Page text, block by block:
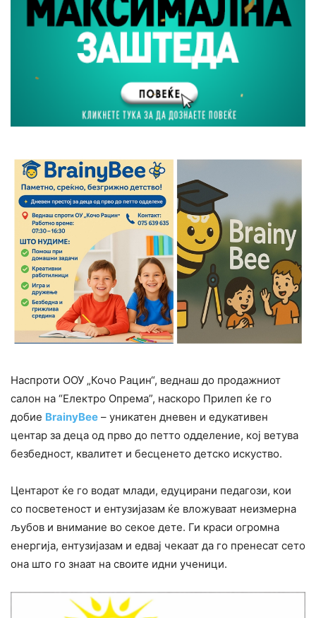
Наспроти ООУ „Кочо Рацин“, веднаш до продажниот
салон на “Електро Опрема”, наскоро Прилеп ќе го
добие BrainyBee – уникатен дневен и едукативен
центар за деца од прво до петто одделение, кој ветува
безбедност, квалитет и бесценето детско искуство.
Центарот ќе го водат млади, едуцирани педагози, кои
со посветеност и ентузијазам ќе вложуваат неизмерна
љубов и внимание во секое дете. Ги краси огромна
енергија, ентузијазам и едвај чекаат да го пренесат сето
она што го знаат на своите идни ученици.